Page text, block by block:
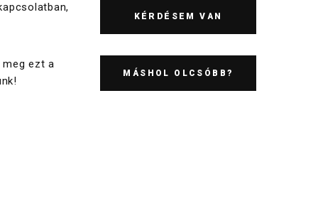
KÉRDÉSEM VAN
ezt a
MÁSHOL OLCSÓBB?